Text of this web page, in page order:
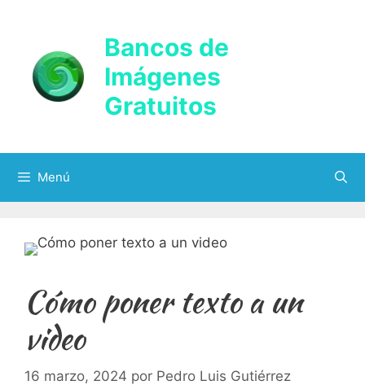
contenido
Bancos de
Imágenes
Gratuitos
Menú
Cómo poner texto a un
video
16 marzo, 2024 por Pedro Luis Gutiérrez